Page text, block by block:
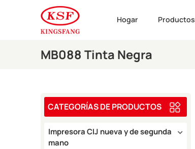
Hogar Productos
MB088 Tinta Negra
CATEGORÍAS DE PRODUCTOS
Impresora CIJ nueva y de segunda
mano